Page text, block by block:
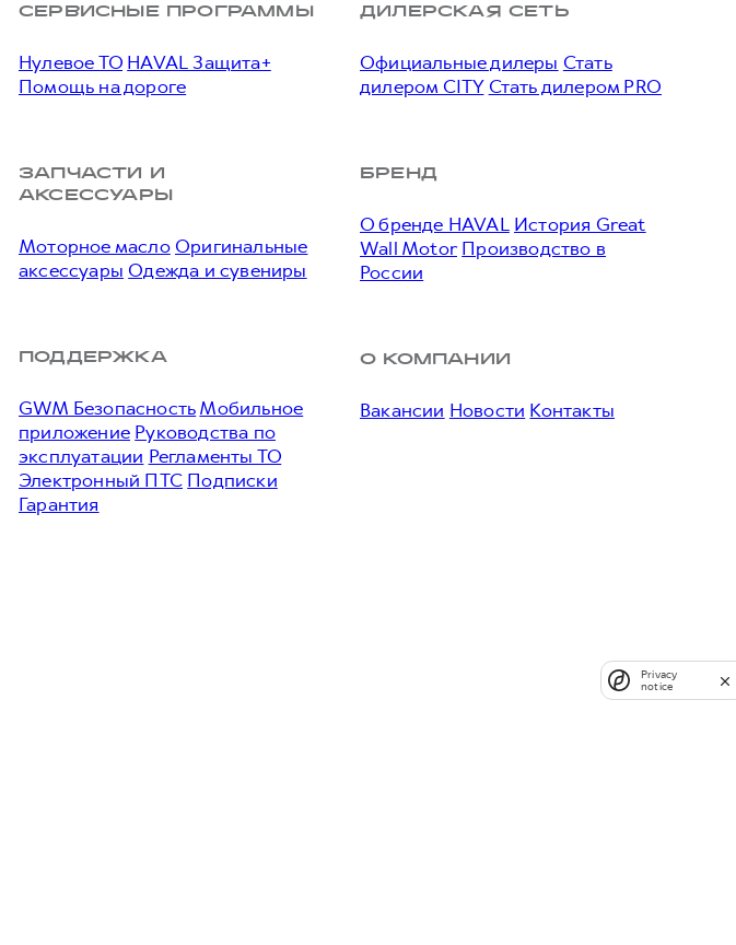
СЕРВИСНЫЕ ПРОГРАММЫ
Нулевое ТО HAVAL Защита+
Помощь на дороге
ЗАПЧАСТИ И
АКСЕССУАРЫ
Моторное масло Оригинальные
аксессуары Одежда и сувениры
ПОДДЕРЖКА
GWM БезопасностьМобильное
приложение Руководства по
эксплуатации Регламенты ТО
Электронный ПТС Подписки
Гарантия
ДИЛЕРСКАЯ СЕТЬ
Официальные дилеры Стать
дилером CITY Стать дилером PRO
БРЕНД
О бренде HAVAL История Great
Wall Motor Производство в
России
О КОМПАНИИ
Вакансии Новости Контакты
Privacy
notice